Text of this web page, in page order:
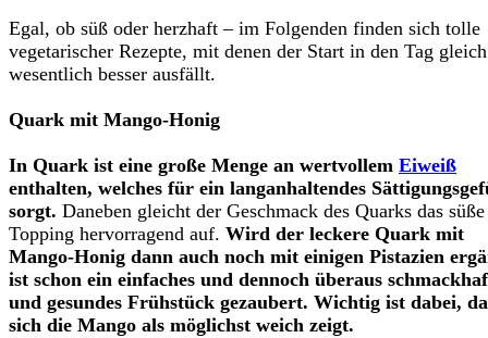
Egal, ob süß oder herzhaft – im Folgenden finden sich tolle
vegetarischer Rezepte, mit denen der Start in den Tag
wesentlich besser ausfällt.
Quark mit Mango-Honig
In Quark ist eine große Menge an wertvollem Eiweiß
enthalten, welches für ein langanhaltendes
sorgt. Daneben gleicht der Geschmack des Quarks das süße
Topping hervorragend auf. Wird der leckere Quark mit
Mango-Honig dann auch noch mit einigen Pistazien
ist schon ein einfaches und dennoch überaus
und gesundes Frühstück gezaubert. Wichtig ist dabei,
sich die Mango als möglichst weich zeigt.